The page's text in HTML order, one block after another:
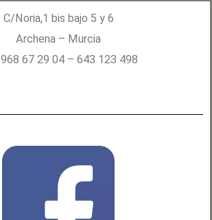
C/Noria,1 bis bajo 5 y 6
Archena – Murcia
968 67 29 04 – 643 123 498